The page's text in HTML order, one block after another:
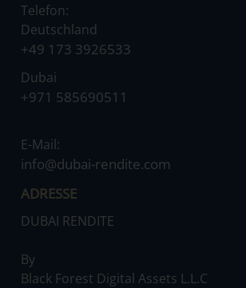
Telefon:
Deutschland
‌+49 173 3926533
Dubai
‌+971 585690511
E-Mail:
‌info@dubai-rendite.com
ADRESSE
DUBAI RENDITE
By
‌Black Forest Digital Assets L.L.C